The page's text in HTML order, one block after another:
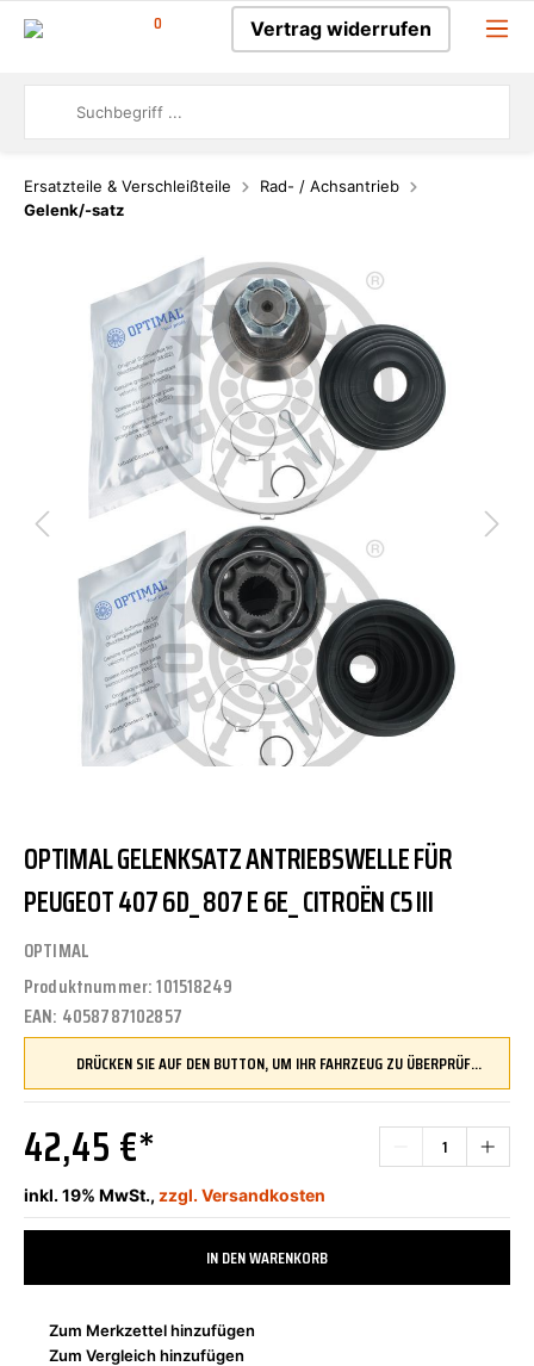
0 Vertrag widerrufen
Ersatzteile & Verschleißteile
Rad- / Achsantrieb
Gelenk/-satz
OPTIMAL GELENKSATZ ANTRIEBSWELLE FÜR
PEUGEOT 407 6D_ 807 E 6E_ CITROËN C5 III
OPTIMAL
Produktnummer:101518249
EAN: 4058787102857
DRÜCKEN SIE AUF DEN BUTTON, UM IHR FAHRZEUG ZU ÜBERPRÜFEN UND SICHERZUSTELLEN, DASS DIESES TEIL KOMPATIBEL IST, BEVOR SIE ES BESTELLEN
42,45 €*
inkl. 19% MwSt., zzgl. Versandkosten
IN DEN WARENKORB
Zum Merkzettel hinzufügen
Zum Vergleich hinzufügen